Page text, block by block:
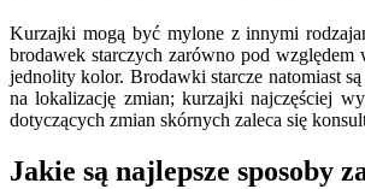
Kurzajki mogą być mylone z innymi
brodawek starczych zarówno pod
jednolity kolor. Brodawki starcze natomiast
na lokalizację zmian; kurzajki najczęściej
dotyczących zmian skórnych zaleca się
Jakie są najlepsze sposoby